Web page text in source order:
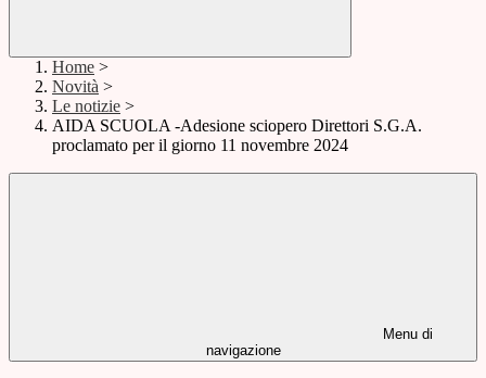
Home >
Novità >
Le notizie >
AIDA SCUOLA -Adesione sciopero Direttori S.G.A.
proclamato per il giorno 11 novembre 2024
Menu di
navigazione